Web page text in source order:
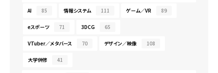
AI 85 情報システム 111 ゲーム／VR 89
eスポーツ 71 3DCG 65
VTuber／メタバース 70 デザイン／映像 108
大学併修 41